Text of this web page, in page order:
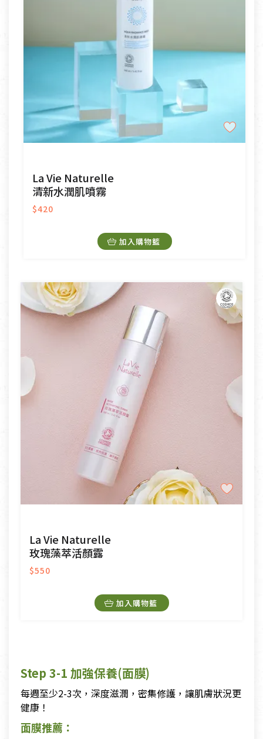
La Vie Naturelle
清新水潤肌噴霧
$420
加入購物籃
La Vie Naturelle
玫瑰藻萃活顏露
$550
加入購物籃
Step 3-1 加強保養(面膜)
每週至少2-3次，深度滋潤，密集修護，讓肌膚狀況更
健康！
面膜推薦：